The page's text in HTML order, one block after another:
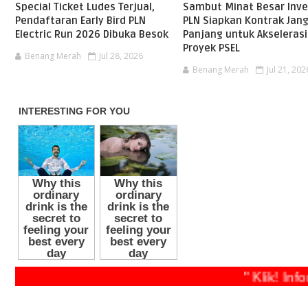
Special Ticket Ludes Terjual,
Pendaftaran Early Bird PLN
Electric Run 2026 Dibuka Besok
Benang Merah Jul 28, 2026
Sambut Minat Besar
PLN Siapkan Kontrak
Panjang untuk Akselerasi
Proyek PSEL
Benang Merah Jul 21,
" Klik!